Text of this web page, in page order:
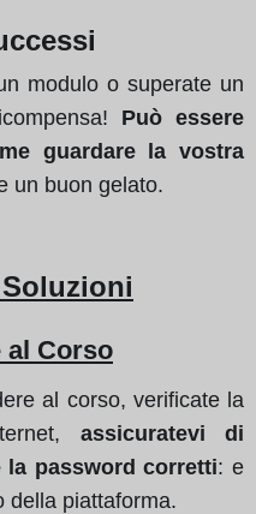
modulo o superate un
Può essere
guardare la vostra
un buon gelato.
al Corso
al corso, verificate la
assicuratevi di
la password corretti: e
della piattaforma.